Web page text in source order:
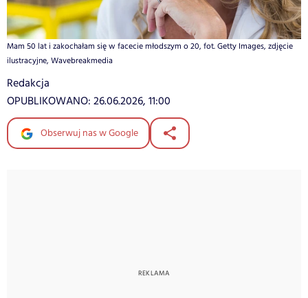
Mam 50 lat i zakochałam się w facecie młodszym o 20, fot. Getty Images, zdjęcie
ilustracyjne, Wavebreakmedia
Redakcja
OPUBLIKOWANO: 26.06.2026, 11:00
Obserwuj nas w Google